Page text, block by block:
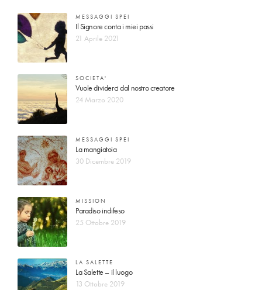
MESSAGGI SPEI
Il Signore conta i miei passi
21 Aprile 2021
SOCIETA'
Vuole dividerci dal nostro creatore
24 Marzo 2020
MESSAGGI SPEI
La mangiatoia
30 Dicembre 2019
MISSION
Paradiso indifeso
25 Ottobre 2019
LA SALETTE
La Salette – il luogo
13 Ottobre 2019